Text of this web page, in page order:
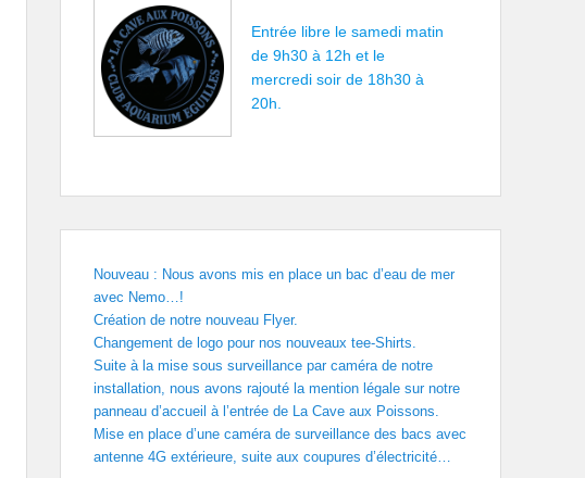
Entrée libre le samedi matin
de 9h30 à 12h et le
mercredi soir de 18h30 à
20h.
Nouveau : Nous avons mis en place un bac d’eau de mer
avec Nemo…!
Création de notre nouveau Flyer.
Changement de logo pour nos nouveaux tee-Shirts.
Suite à la mise sous surveillance par caméra de notre
installation, nous avons rajouté la mention légale sur notre
panneau d’accueil à l’entrée de La Cave aux Poissons.
Mise en place d’une caméra de surveillance des bacs avec
antenne 4G extérieure, suite aux coupures d’électricité…